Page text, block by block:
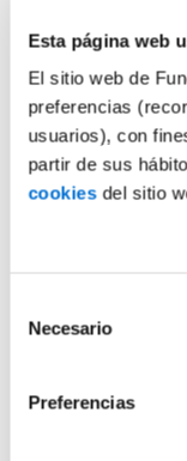
Esta página web
El sitio web de
preferencias
usuarios), con
partir de sus
cookiesdel sitio
Necesario
Preferencias